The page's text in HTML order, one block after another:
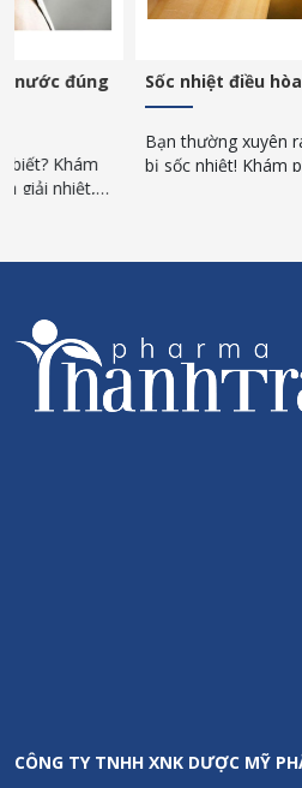
Sốc nhiệt điều hòa và cách
Bạn thường xuyên ra vào phòng
bị sốc nhiệt! Khám phá cách
an toàn trong những ngày nắng
CÔNG TY TNHH XNK DƯỢC MỸ